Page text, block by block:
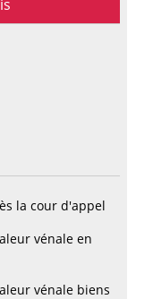
la cour d'appel
vénale en
vénale biens